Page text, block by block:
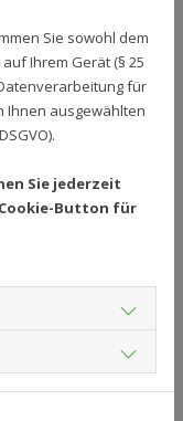
Antworten,
erledigter
Ich verlasse die
Sie sowohl dem
Ihrem Gerät (§ 25
für
Ihnen ausgewählten
Sie jederzeit
Button für